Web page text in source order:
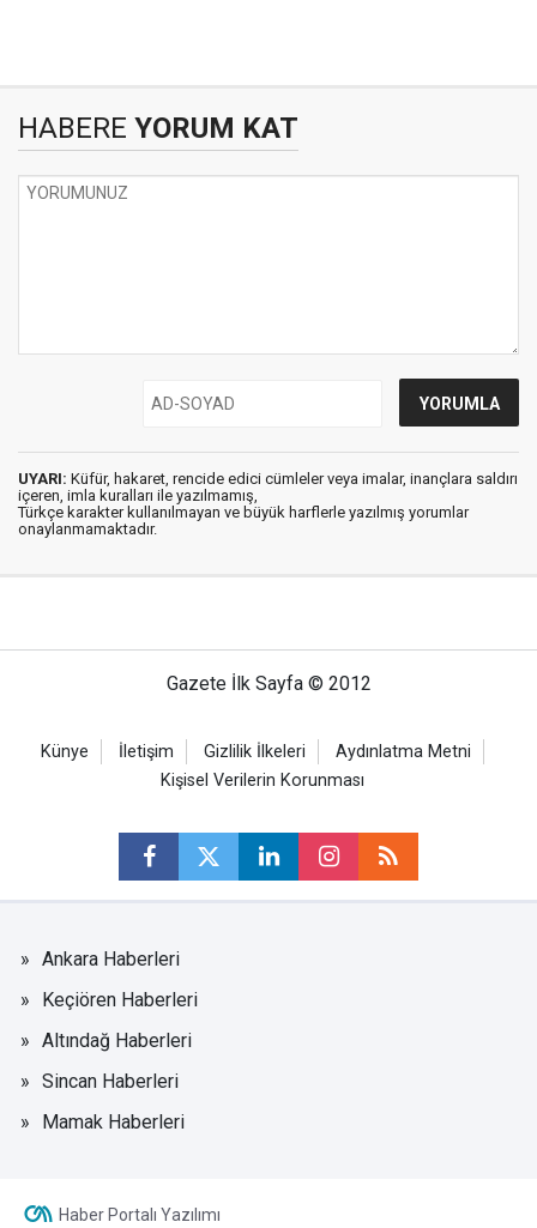
HABERE YORUM KAT
UYARI: Küfür, hakaret, rencide edici cümleler veya imalar, inançlara saldırı
içeren, imla kuralları ile yazılmamış,
Türkçe karakter kullanılmayan ve büyük harflerle yazılmış yorumlar
onaylanmamaktadır.
Gazete İlk Sayfa © 2012
Künye İletişim Gizlilik İlkeleri
Aydınlatma Metni
Kişisel Verilerin Korunması
Ankara Haberleri
Keçiören Haberleri
Altındağ Haberleri
Sincan Haberleri
Mamak Haberleri
Haber Portalı Yazılımı